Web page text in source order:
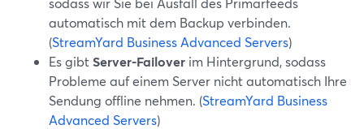
automatisch mit dem Backup verbinden.
(StreamYard Business Advanced Servers)
Es gibtServer-Failover im Hintergrund, sodass
Probleme auf einem Server nicht automatisch Ihre
Sendung offline nehmen. (StreamYard Business
Advanced Servers)